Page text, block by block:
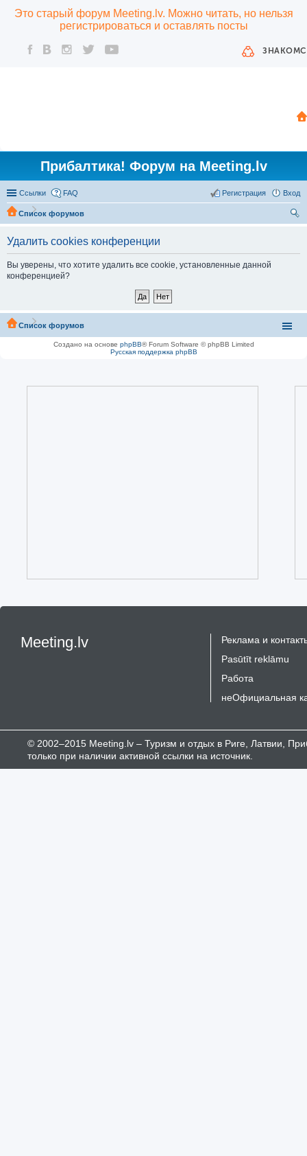
Это старый форум Meeting.lv. Можно читать, но нельзя
регистрироваться и оставлять посты
Прибалтика! Форум на Meeting.lv
Ссылки FAQ Вход
Регистрация
Список форумов
Удалить cookies конференции
Вы уверены, что хотите удалить все cookie, установленные данной
конференцией?
Список форумов
Создано на основе phpBB® Forum Software © phpBB Limited
Русская поддержка phpBB
Meeting.lv
Реклама и
Pasūtīt reklāmu
Работа
неОфициальная
© 2002–2015 Meeting.lv – Туризм и отдых в Риге, Латвии,
только при наличии активной ссылки на источник.